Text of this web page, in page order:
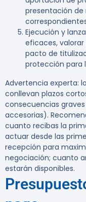
presentación de
Ejecución y
eficaces,
pacto de
protección para
Advertencia experta:
conllevan plazos
consecuencias
accesorias).
cuanto recibas la
actuar desde las
recepción para
negociación; cuanto
estarán disponibles.